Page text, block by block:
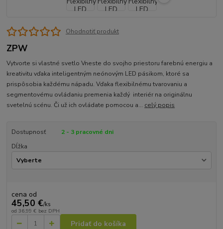
Ohodnotiť produkt
ZPW
Vytvorte si vlastné svetlo Vneste do svojho priestoru farebnú energiu a
kreativitu vďaka inteligentným neónovým LED pásikom, ktoré sa
prispôsobia každému nápadu. Vďaka flexibilnému tvarovaniu a
segmentovému ovládaniu premenia každý interiér na originálnu
svetelnú scénu. Či už ich ovládate pomocou a... celý popis
Dostupnosť
2 - 3 pracovné dni
Dĺžka
cena od
45,50 €/ks
od 36,99 € bez DPH
Pridať do košíka